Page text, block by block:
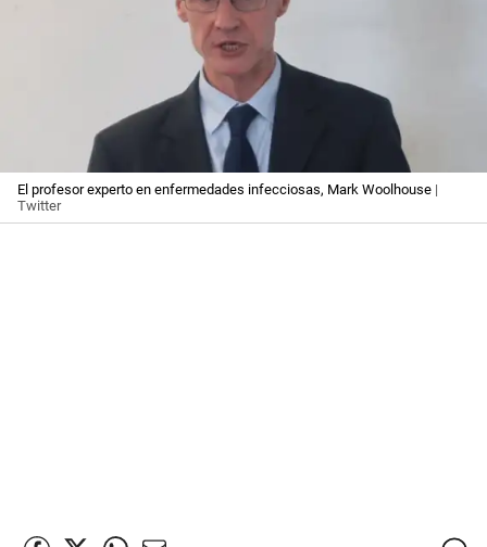
El profesor experto en enfermedades infecciosas, Mark Woolhouse |
Twitter